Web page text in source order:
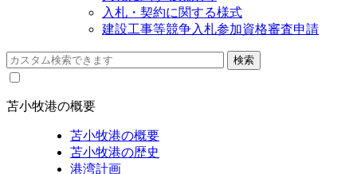
入札・契約に関する様式
建設工事等競争入札参加資格審査申請
苫小牧港の概要
苫小牧港の概要
苫小牧港の歴史
港湾計画